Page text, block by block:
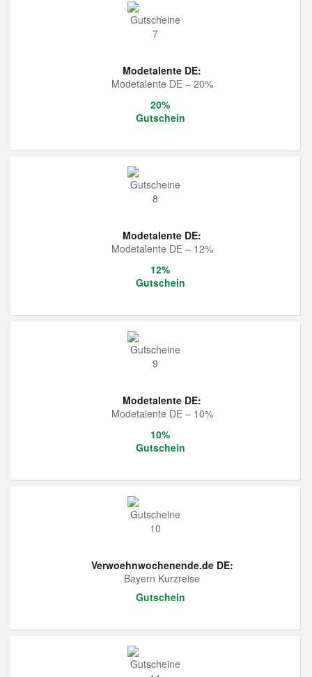
Modetalente DE:
Modetalente DE – 20%
20%
Gutschein
Modetalente DE:
Modetalente DE – 12%
12%
Gutschein
Modetalente DE:
Modetalente DE – 10%
10%
Gutschein
Verwoehnwochenende.de DE:
Bayern Kurzreise
Gutschein